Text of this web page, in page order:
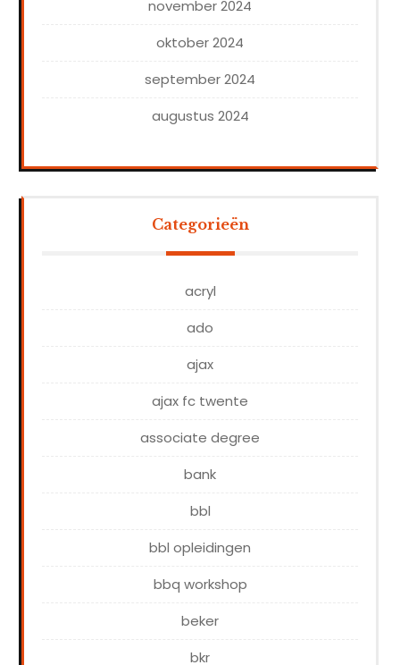
november 2024
oktober 2024
september 2024
augustus 2024
Categorieën
acryl
ado
ajax
ajax fc twente
associate degree
bank
bbl
bbl opleidingen
bbq workshop
beker
bkr